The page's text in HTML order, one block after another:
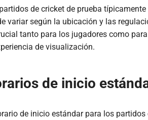
de cricket de prueba
variar según la ubicación y las
tanto para los jugadores como
de visualización.
de inicio
de inicio estándar para los